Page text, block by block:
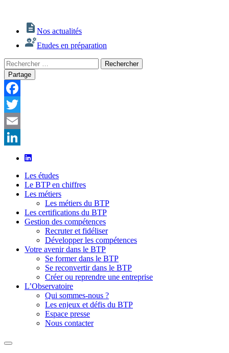
Nos actualités
Etudes en préparation
Rechercher
:
Rechercher
Partage
Facebook
Twitter
Email
LinkedIn
Les études
Le BTP en chiffres
Les métiers
Les métiers du BTP
Les certifications du BTP
Gestion des compétences
Recruter et fidéliser
Développer les compétences
Votre avenir dans le BTP
Se former dans le BTP
Se reconvertir dans le BTP
Créer ou reprendre une entreprise
L’Observatoire
Qui sommes-nous ?
Les enjeux et défis du BTP
Espace presse
Nous contacter